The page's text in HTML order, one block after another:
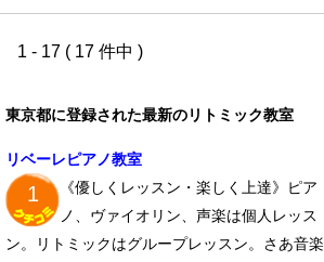
1 - 17 ( 17 件中 )
東京都に登録された最新のリトミック教室
リベーレピアノ教室
1
《優しくレッスン・楽しく上達》ピア
ノ、ヴァイオリン、声楽は個人レッス
ン。リトミックはグループレッスン。さあ音楽